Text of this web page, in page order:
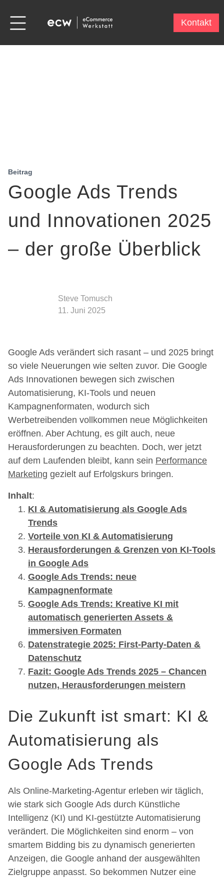
Kontakt
Beitrag
Google Ads Trends
und Innovationen 2025
– der große Überblick
Steve Tomusch
11. Juni 2025
Google Ads verändert sich rasant – und 2025 bringt
so viele Neuerungen wie selten zuvor. Die Google
Ads Innovationen bewegen sich zwischen
Automatisierung, KI-Tools und neuen
Kampagnenformaten, wodurch sich
Werbetreibenden vollkommen neue Möglichkeiten
eröffnen. Aber Achtung, es gilt auch, neue
Herausforderungen zu beachten. Doch, wer jetzt
auf dem Laufenden bleibt, kann sein Performance
Marketing gezielt auf Erfolgskurs bringen.
Inhalt:
KI & Automatisierung als Google Ads
Trends
Vorteile von KI & Automatisierung
Herausforderungen & Grenzen von KI-Tools
in Google Ads
Google Ads Trends: neue
Kampagnenformate
Google Ads Trends: Kreative KI mit
automatisch generierten Assets &
immersiven Formaten
Datenstrategie 2025: First-Party-Daten &
Datenschutz
Fazit: Google Ads Trends 2025 – Chancen
nutzen, Herausforderungen meistern
Die Zukunft ist smart: KI &
Automatisierung als
Google Ads Trends
Als Online-Marketing-Agentur erleben wir täglich,
wie stark sich Google Ads durch Künstliche
Intelligenz (KI) und KI-gestützte Automatisierung
verändert. Die Möglichkeiten sind enorm – von
smartem Bidding bis zu dynamisch generierten
Anzeigen, die Google anhand der ausgewählten
Zielgruppe anpasst. So bekommen Nutzer eine